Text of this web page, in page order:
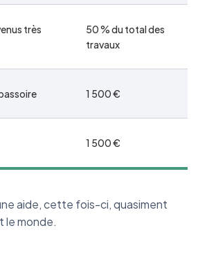
très
50 % du total des
travaux
1 500 €
1 500 €
aide, cette fois-ci, quasiment
le monde.